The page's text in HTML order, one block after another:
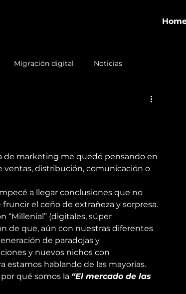
Migración digital Noticias
de marketing me quedé pensando en
ventas, distribución, comunicación o
a llegar conclusiones que no
el ceño de extrañeza y sorpresa.
“Millenial” (digitales, súper
de que, aún con nuestras diferentes
de paradojas y
y nuevos nichos con
estamos hablando de las mayorías.
qué somos la “El mercado de las